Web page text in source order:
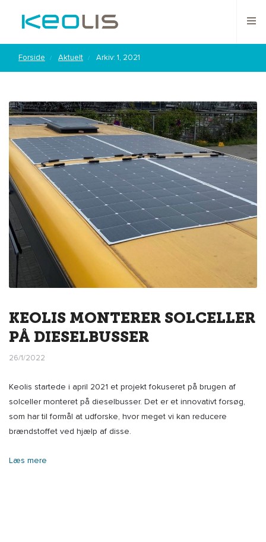
Forside Aktuelt Arkiv: 1, 2021
KEOLIS MONTERER SOLCELLER
PÅ DIESELBUSSER
26/1/2022
Keolis startede i april 2021 et projekt fokuseret på brugen af
solceller monteret på dieselbusser. Det er et innovativt forsøg,
som har til formål at udforske, hvor meget vi kan reducere
brændstoffet ved hjælp af disse.
Læs mere